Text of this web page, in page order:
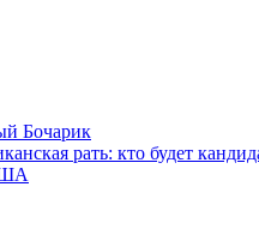
Бочарик
рать: кто будет